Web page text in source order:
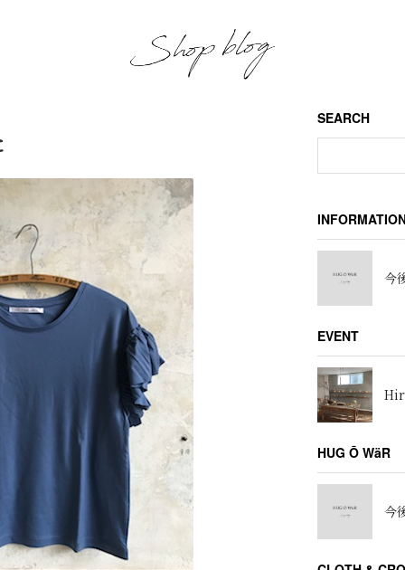
SEARCH
今
EVENT
HUG Ō WäR
今